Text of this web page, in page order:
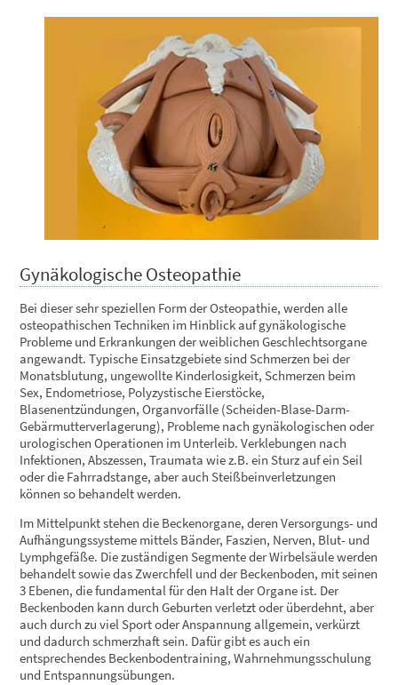
Gynäkologische Osteopathie
Bei dieser sehr speziellen Form der Osteopathie, werden alle
osteopathischen Techniken im Hinblick auf gynäkologische
Probleme und Erkrankungen der weiblichen Geschlechtsorgane
angewandt. Typische Einsatzgebiete sind Schmerzen bei der
Monatsblutung, ungewollte Kinderlosigkeit, Schmerzen beim
Sex, Endometriose, Polyzystische Eierstöcke,
Blasenentzündungen, Organvorfälle (Scheiden-Blase-Darm-
Gebärmutterverlagerung), Probleme nach gynäkologischen oder
urologischen Operationen im Unterleib. Verklebungen nach
Infektionen, Abszessen, Traumata wie z.B. ein Sturz auf ein Seil
oder die Fahrradstange, aber auch Steißbeinverletzungen
können so behandelt werden.
Im Mittelpunkt stehen die Beckenorgane, deren Versorgungs- und
Aufhängungssysteme mittels Bänder, Faszien, Nerven, Blut- und
Lymphgefäße. Die zuständigen Segmente der Wirbelsäule werden
behandelt sowie das Zwerchfell und der Beckenboden, mit seinen
3 Ebenen, die fundamental für den Halt der Organe ist. Der
Beckenboden kann durch Geburten verletzt oder überdehnt, aber
auch durch zu viel Sport oder Anspannung allgemein, verkürzt
und dadurch schmerzhaft sein. Dafür gibt es auch ein
entsprechendes Beckenbodentraining, Wahrnehmungsschulung
und Entspannungsübungen.